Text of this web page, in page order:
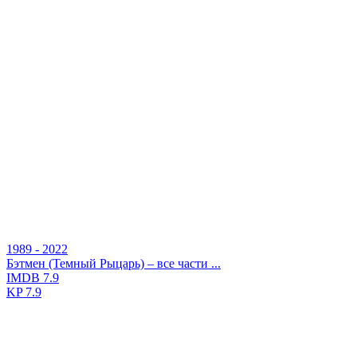
1989 - 2022
Бэтмен (Темный Рыцарь) – все части ...
IMDB 7.9
KP7.9